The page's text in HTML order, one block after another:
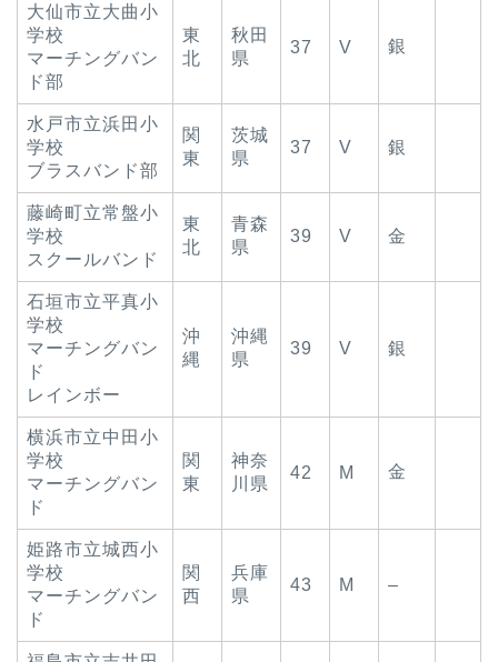
大仙市立大曲小
学校
マーチングバン
ド部
東
北
秋田
県
37 V 銀
水戸市立浜田小
学校
ブラスバンド部
関
東
茨城
県
37 V 銀
藤崎町立常盤小
学校
スクールバンド
東
北
青森
県
39 V 金
石垣市立平真小
学校
マーチングバン
ド
レインボー
沖
縄
沖縄
県
39 V 銀
横浜市立中田小
学校
マーチングバン
ド
関
東
神奈
川県
42 M 金
姫路市立城西小
学校
マーチングバン
ド
関
西
兵庫
県
43 M –